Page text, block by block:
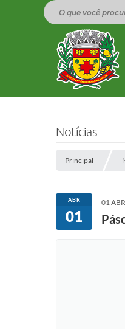
O que você
Notícias
Principal
ABR
01
01